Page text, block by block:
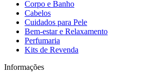
Corpo e Banho
Cabelos
Cuidados para Pele
Bem-estar e Relaxamento
Perfumaria
Kits de Revenda
Informações